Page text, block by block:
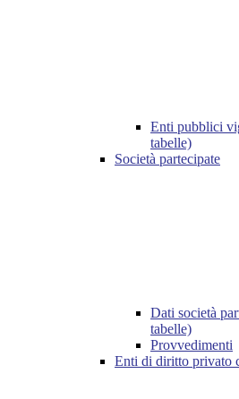
Enti pubblici
tabelle)
Società partecipate
Dati società
tabelle)
Provvedimenti
Enti di diritto privato